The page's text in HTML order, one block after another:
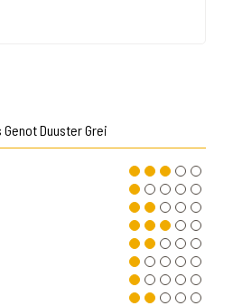
Duuster Grei